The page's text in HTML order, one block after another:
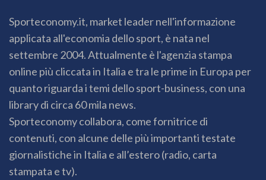
Sporteconomy.it, market leader nell'informazione
applicata all'economia dello sport, è nata nel
settembre 2004. Attualmente è l'agenzia stampa
online più cliccata in Italia e tra le prime in Europa per
quanto riguarda i temi dello sport-business, con una
library di circa 60 mila news.
Sporteconomy collabora, come fornitrice di
contenuti, con alcune delle più importanti testate
giornalistiche in Italia e all’estero (radio, carta
stampata e tv).